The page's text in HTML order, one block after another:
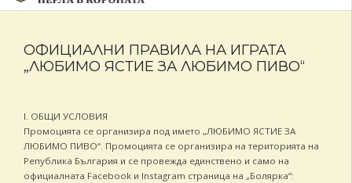
ОФИЦИАЛНИ ПРАВИЛА НА ИГРАТА
„ЛЮБИМО ЯСТИЕ ЗА ЛЮБИМО ПИВО“
I. ОБЩИ УСЛОВИЯ
Промоцията се организира под името „ЛЮБИМО ЯСТИЕ ЗА
ЛЮБИМО ПИВО“. Промоцията се организира на територията на
Република България и се провежда единствено и само на
официалната Facebook и Instagram страница на „Болярка“: